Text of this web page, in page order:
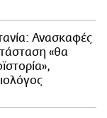
Ανασκαφές
«θα